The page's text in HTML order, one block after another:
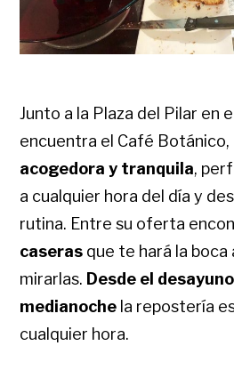
Junto a la Plaza del Pilar en
encuentra el Café Botánico,
acogedora y tranquila,
a cualquier hora del día y
rutina. Entre su oferta
caseras que te hará la
mirarlas. Desde el
medianoche la repostería
cualquier hora.